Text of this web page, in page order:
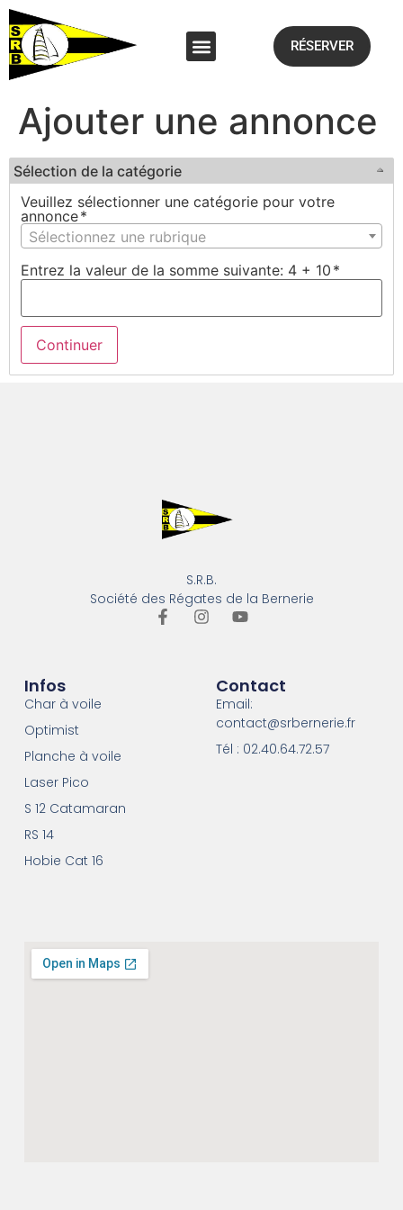
RÉSERVER
Ajouter une annonce
Sélection de la catégorie
Veuillez sélectionner une catégorie pour votre
annonce*
Sélectionnez une rubrique
Entrez la valeur de la somme suivante: 4 + 10 *
S.R.B.
Société des Régates de la Bernerie
Infos
Char à voile
Optimist
Planche à voile
Laser Pico
S 12 Catamaran
RS 14
Hobie Cat 16
Contact
Email:
contact@srbernerie.fr
Tél : 02.40.64.72.57